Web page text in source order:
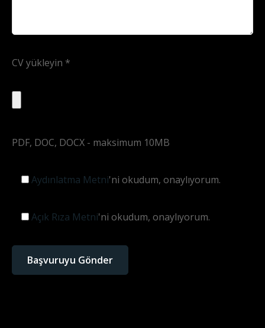
CV yükleyin *
PDF, DOC, DOCX - maksimum 10MB
Aydınlatma Metni'ni okudum, onaylıyorum.
Açık Rıza Metni'ni okudum, onaylıyorum.